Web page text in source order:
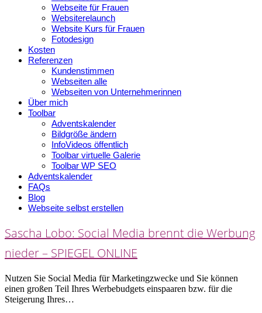
Webseite für Frauen
Websiterelaunch
Website Kurs für Frauen
Fotodesign
Kosten
Referenzen
Kundenstimmen
Webseiten alle
Webseiten von Unternehmerinnen
Über mich
Toolbar
Adventskalender
Bildgröße ändern
InfoVideos öffentlich
Toolbar virtuelle Galerie
Toolbar WP SEO
Adventskalender
FAQs
Blog
Webseite selbst erstellen
Sascha Lobo: Social Media brennt die Werbung
nieder – SPIEGEL ONLINE
Nutzen Sie Social Media für Marketingzwecke und Sie können
einen großen Teil Ihres Werbebudgets einspaaren bzw. für die
Steigerung Ihres…